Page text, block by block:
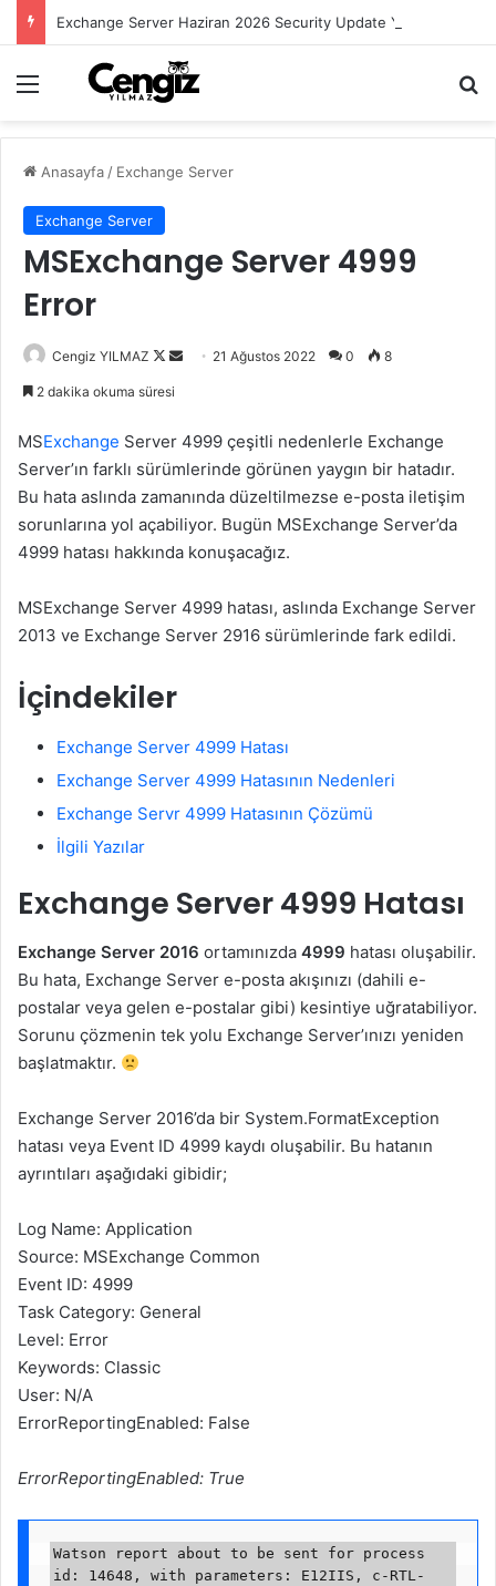
Menü
Anasayfa / Exchange Server
Exchange Server
MSExchange Server 4999
Error
Cengiz YILMAZ
Follow
Bir
göndermek
21 Ağustos 2022 0 8
2 dakika okuma süresi
MSExchange Server 4999 çeşitli nedenlerle Exchange
Server’ın farklı sürümlerinde görünen yaygın bir hatadır.
Bu hata aslında zamanında düzeltilmezse e-posta iletişim
sorunlarına yol açabiliyor. Bugün MSExchange Server’da
4999 hatası hakkında konuşacağız.
MSExchange Server 4999 hatası, aslında Exchange Server
2013 ve Exchange Server 2916 sürümlerinde fark edildi.
İçindekiler
Exchange Server 4999 Hatası
Exchange Server 4999 Hatasının Nedenleri
Exchange Servr 4999 Hatasının Çözümü
İlgili Yazılar
Exchange Server 4999 Hatası
Exchange Server 2016 ortamınızda 4999 hatası oluşabilir.
Bu hata, Exchange Server e-posta akışınızı (dahili e-
postalar veya gelen e-postalar gibi) kesintiye uğratabiliyor.
Sorunu çözmenin tek yolu Exchange Server’ınızı yeniden
başlatmaktır.
Exchange Server 2016’da bir System.FormatException
hatası veya Event ID 4999 kaydı oluşabilir. Bu hatanın
ayrıntıları aşağıdaki gibidir;
Log Name: Application
Source: MSExchange Common
Event ID: 4999
Task Category: General
Level: Error
Keywords: Classic
User: N/A
ErrorReportingEnabled: False
ErrorReportingEnabled: True
Watson report about to be sent for process
id: 14648, with parameters: E12IIS, c-RTL-